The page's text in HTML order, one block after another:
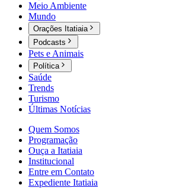
Meio Ambiente
Mundo
Orações Itatiaia
Podcasts
Pets e Animais
Política
Saúde
Trends
Turismo
Últimas Notícias
Quem Somos
Programação
Ouça a Itatiaia
Institucional
Entre em Contato
Expediente Itatiaia